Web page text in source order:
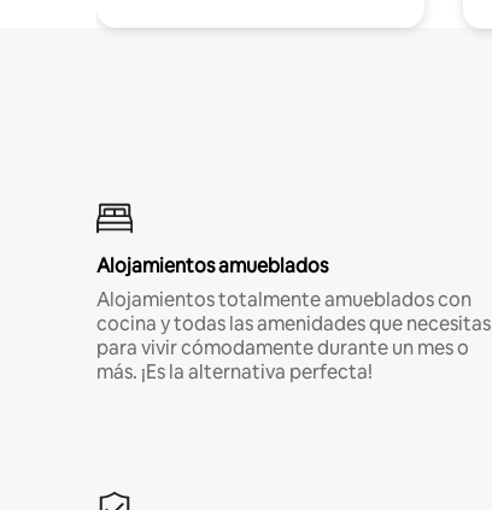
Alojamientos amueblados
Alojamientos totalmente amueblados con
cocina y todas las amenidades que necesitas
para vivir cómodamente durante un mes o
más. ¡Es la alternativa perfecta!